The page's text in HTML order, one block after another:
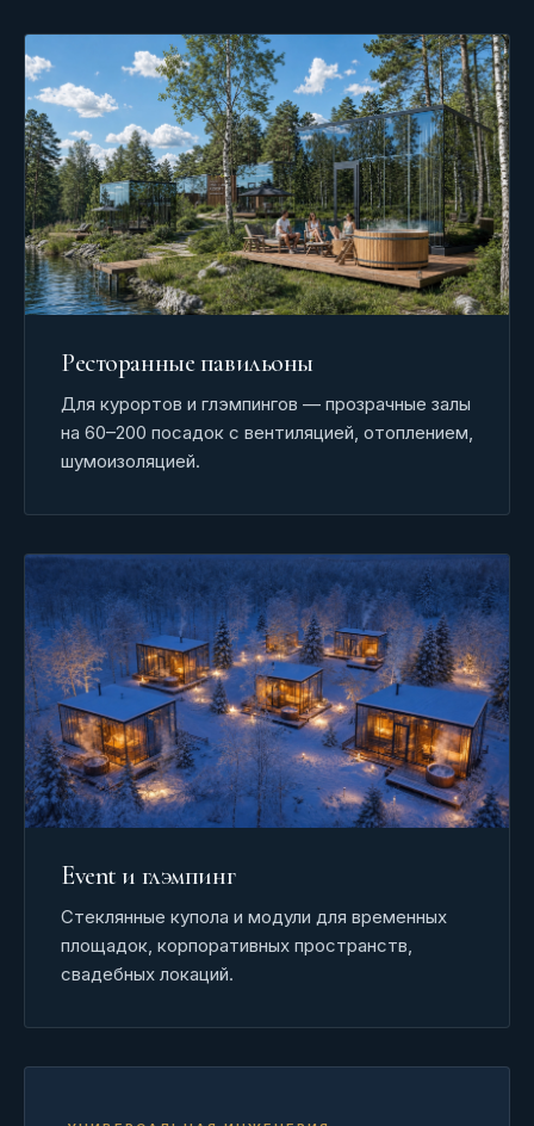
Ресторанные павильоны
Для курортов и глэмпингов — прозрачные залы
на 60–200 посадок с вентиляцией, отоплением,
шумоизоляцией.
Event и глэмпинг
Стеклянные купола и модули для временных
площадок, корпоративных пространств,
свадебных локаций.